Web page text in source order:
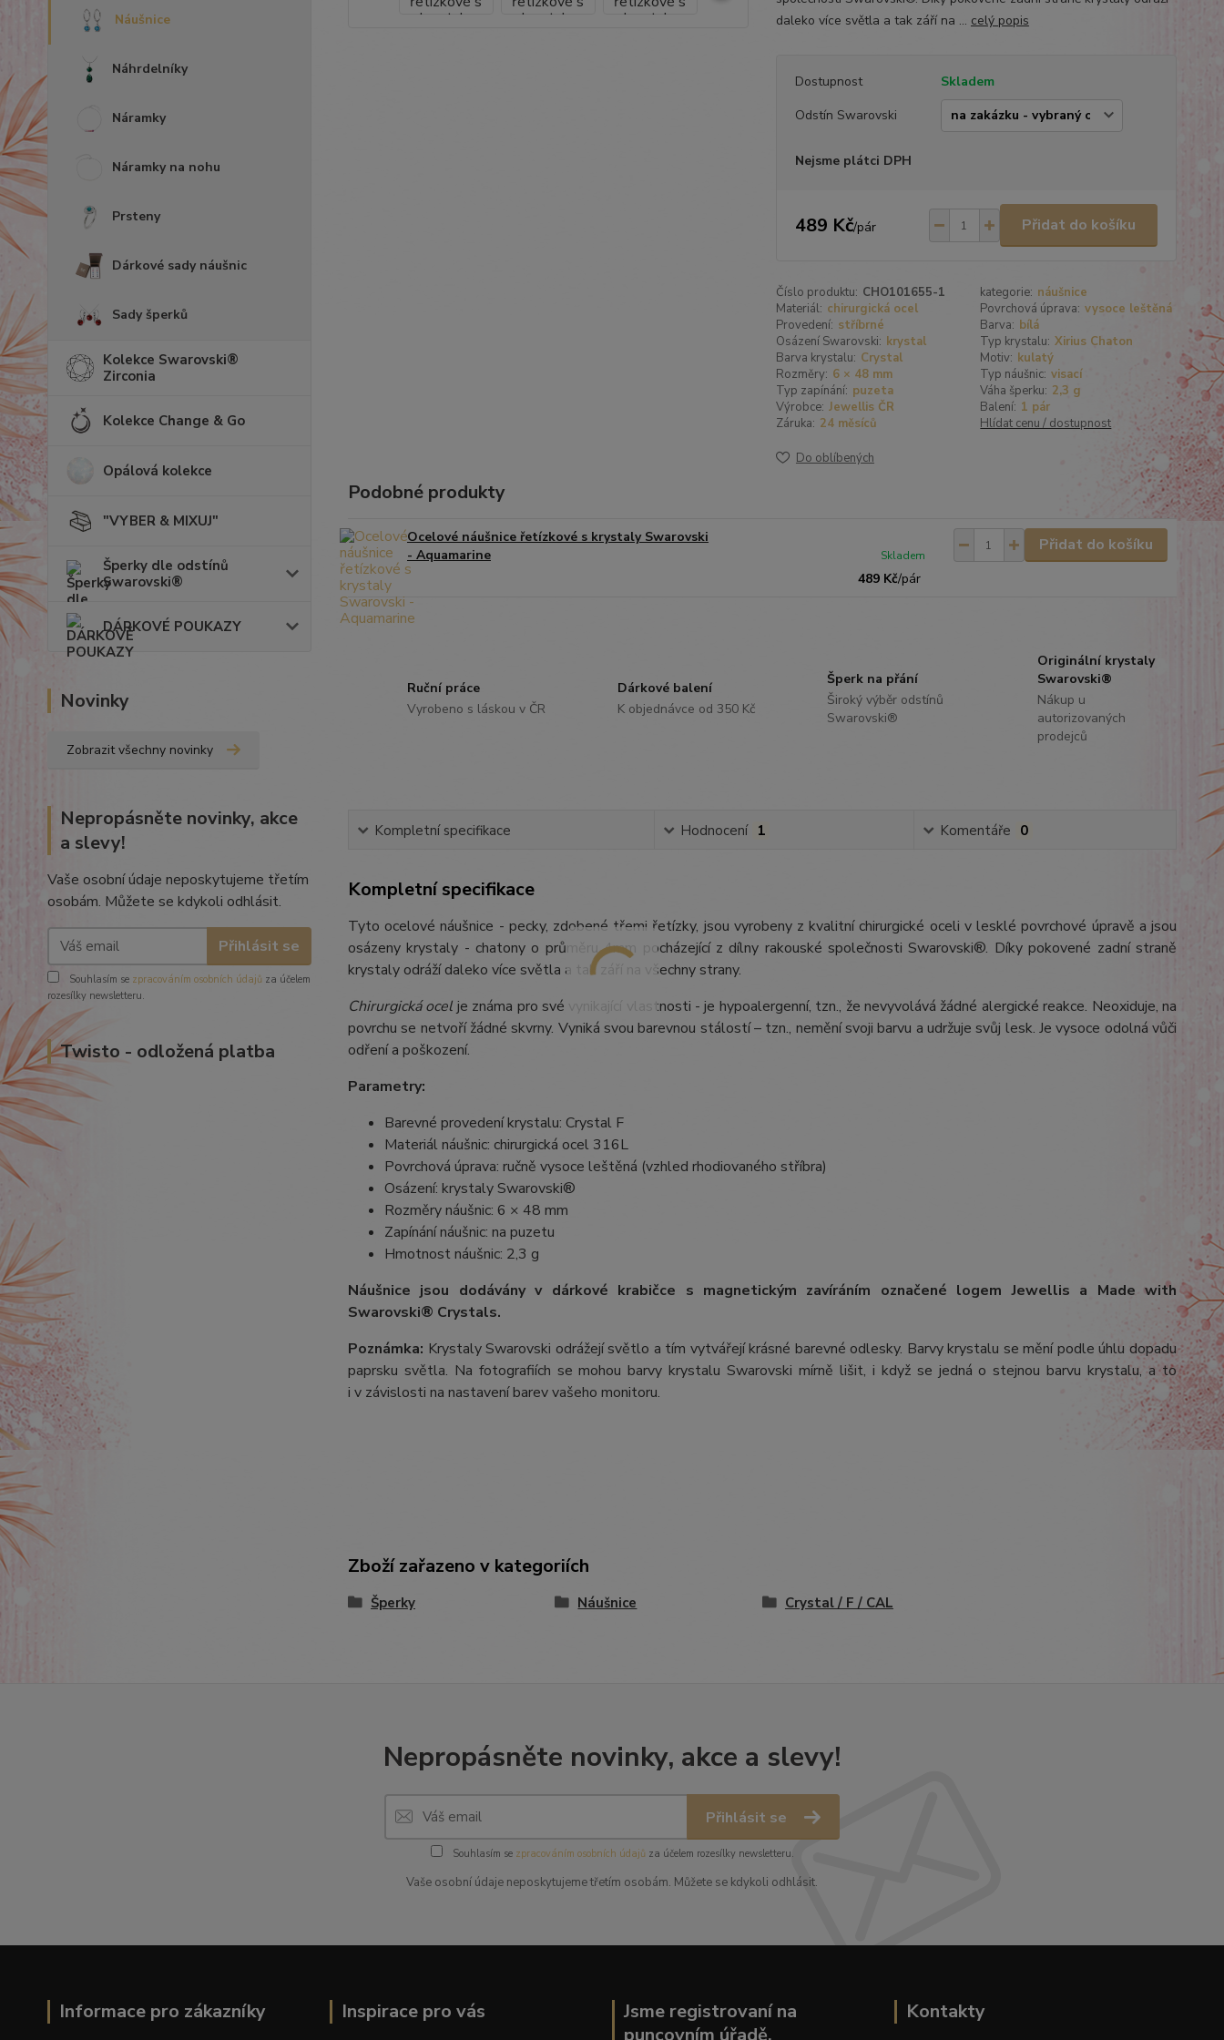
Náušnice
Náhrdelníky
Náramky
Náramky na nohu
Prsteny
Dárkové sady náušnic
Sady šperků
Kolekce Swarovski®
Zirconia
Kolekce Change & Go
Opálová kolekce
"VYBER & MIXUJ"
Šperky dle odstínů
Swarovski®
DÁRKOVÉ POUKAZY
Novinky
Zobrazit všechny novinky
Nepropásněte novinky, akce
a slevy!
Vaše osobní údaje neposkytujeme třetím
osobám. Můžete se kdykoli odhlásit.
Přihlásit se
Souhlasím se zpracováním osobních údajů za účelem
rozesílky newsletteru.
Twisto - odložená platba
daleko více světla a tak září na ... celý popis
Dostupnost
Skladem
Odstín Swarovski
Nejsme plátci DPH
489 Kč/pár Přidat do košíku
Číslo produktu: CHO101655-1 kategorie: náušnice
Materiál: chirurgická ocel Povrchová úprava: vysoce leštěná
Provedení: stříbrné Barva: bílá
Osázení Swarovski: krystal Typ krystalu: Xirius Chaton
Barva krystalu: Crystal Motiv: kulatý
Rozměry: 6 × 48 mm Typ náušnic: visací
Typ zapínání: puzeta Váha šperku: 2,3 g
Výrobce: Jewellis ČR Balení: 1 pár
Záruka: 24 měsíců Hlídat cenu / dostupnost
Do oblíbených
Podobné produkty
Ocelové náušnice řetízkové s krystaly Swarovski
- Aquamarine
489 Kč/pár
Skladem
Přidat do košíku
Ruční práce
Vyrobeno s láskou v ČR
Dárkové balení
K objednávce od 350 Kč
Šperk na přání
Široký výběr odstínů
Swarovski®
Originální krystaly
Swarovski®
Nákup u
autorizovaných
prodejců
Kompletní specifikace Hodnocení 1 Komentáře 0
Kompletní specifikace
Tyto ocelové náušnice - pecky, zdobené třemi řetízky, jsou vyrobeny z kvalitní chirurgické oceli v lesklé povrchové úpravě a jsou
osázeny krystaly - chatony o průměru 4mm pocházející z dílny rakouské společnosti Swarovski®. Díky pokovené zadní straně
krystaly odráží daleko více světla a tak září na všechny strany.
Chirurgická ocel je známa pro své vynikající vlastnosti - je hypoalergenní, tzn., že nevyvolává žádné alergické reakce. Neoxiduje, na
povrchu se netvoří žádné skvrny. Vyniká svou barevnou stálostí – tzn., nemění svoji barvu a udržuje svůj lesk. Je vysoce odolná vůči
odření a poškození.
Parametry:
Barevné provedení krystalu: Crystal F
Materiál náušnic: chirurgická ocel 316L
Povrchová úprava: ručně vysoce leštěná (vzhled rhodiovaného stříbra)
Osázení: krystaly Swarovski®
Rozměry náušnic: 6 × 48 mm
Zapínání náušnic: na puzetu
Hmotnost náušnic: 2,3 g
Náušnice jsou dodávány v dárkové krabičce s magnetickým zavíráním označené logem Jewellis a Made with
Swarovski® Crystals.
Poznámka: Krystaly Swarovski odrážejí světlo a tím vytvářejí krásné barevné odlesky. Barvy krystalu se mění podle úhlu dopadu
paprsku světla. Na fotografiích se mohou barvy krystalu Swarovski mírně lišit, i když se jedná o stejnou barvu krystalu, a to
i v závislosti na nastavení barev vašeho monitoru.
Zboží zařazeno v kategoriích
Šperky Náušnice Crystal / F / CAL
Nepropásněte novinky, akce a slevy!
Přihlásit se
Souhlasím se zpracováním osobních údajů za účelem rozesílky newsletteru.
Vaše osobní údaje neposkytujeme třetím osobám. Můžete se kdykoli odhlásit.
Informace pro zákazníky Inspirace pro vás
Jsme registrovaní na
puncovním úřadě.
Kontakty